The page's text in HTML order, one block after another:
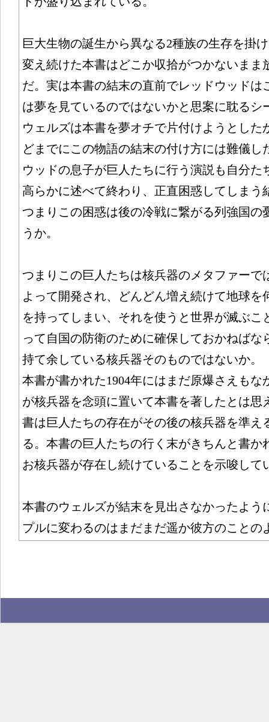
巨大生物の誕生から異なる2種族の生存を掛
変え続けた本書はどこか収拾がつかないまま
だ。実は本書の結末の直前でレッドウッドは
は夢を見ているのではないかと思案に耽るシ
ウェルズは本書を夢オチで片付けようとした
どまでにこの物語の結末の付け方には難儀し
ウッドの息子が巨人たちに行う演説も自分た
高らかに述べて終わり、正直困惑してしまう
つまりこの困惑は後の冷戦に繋がる列強国の
うか。
つまりこの巨人たちは核兵器のメタファーで
よって開発され、どんどん増え続けて地球を
を持ってしまい、それを使うと世界が滅ぶこ
って自国の防衛のために確保しておかねばな
持て余している核兵器そのものではないか。
本書が書かれた1904年にはまだ原爆さえもな
が核兵器を念頭に置いて本書を著したとは思
書は巨人たちの存在がその後の核兵器を準え
る。本書の巨人たちの行く末がきちんと書か
お核兵器が存在し続けていることを示唆して
本書のウェルズが結末を見出さなかったよう
プルに変わるのはまだまだ遥か彼方のことの